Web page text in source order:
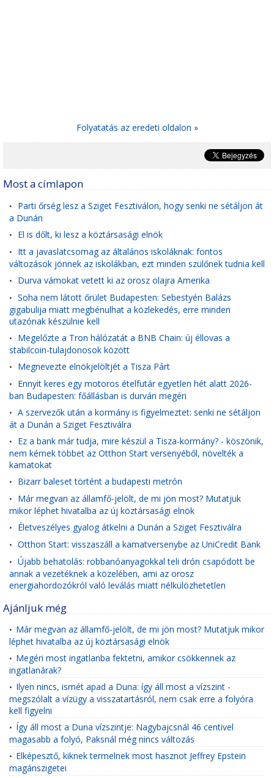
Folyatatás az eredeti oldalon »
Most a címlapon
• Parti őrség lesz a Sziget Fesztiválon, hogy senki ne sétáljon át
a Dunán
• El is dőlt, ki lesz a köztársasági elnök
• Itt a javaslatcsomag az általános iskoláknak: fontos
változások jönnek az iskolákban, ezt minden szülőnek tudnia kell
• Durva vámokat vetett ki az orosz olajra Amerika
• Soha nem látott őrület Budapesten: Sebestyén Balázs
gigabulija miatt megbénulhat a közlekedés, erre minden
utazónak készülnie kell
• Megelőzte a Tron hálózatát a BNB Chain: új éllovas a
stabilcoin-tulajdonosok között
• Megnevezte elnökjelöltjét a Tisza Párt
• Ennyit keres egy motoros ételfutár egyetlen hét alatt 2026-
ban Budapesten: főállásban is durván megéri
• A szervezők után a kormány is figyelmeztet: senki ne sétáljon
át a Dunán a Sziget Fesztiválra
• Ez a bank már tudja, mire készül a Tisza-kormány? - köszönik,
nem kérnek többet az Otthon Start versenyéből, növelték a
kamatokat
• Bizarr baleset történt a budapesti metrón
• Már megvan az államfő-jelölt, de mi jön most? Mutatjuk
mikor léphet hivatalba az új köztársasági elnök
• Életveszélyes gyalog átkelni a Dunán a Sziget Fesztiválra
• Otthon Start: visszaszáll a kamatversenybe az UniCredit Bank
• Újabb behatolás: robbanóanyagokkal teli drón csapódott be
annak a vezetéknek a közelében, ami az orosz
energiahordozókról való leválás miatt nélkülözhetetlen
Ajánljuk még
• Már megvan az államfő-jelölt, de mi jön most? Mutatjuk mikor
léphet hivatalba az új köztársasági elnök
• Megéri most ingatlanba fektetni, amikor csökkennek az
ingatlanárak?
• Ilyen nincs, ismét apad a Duna: így áll most a vízszint -
megszólalt a vízügy a visszatartásról, nem csak erre a folyóra
kell figyelni
• Így áll most a Duna vízszintje: Nagybajcsnál 46 centivel
magasabb a folyó, Paksnál még nincs változás
• Elképesztő, kiknek termelnek most hasznot Jeffrey Epstein
magánszigetei